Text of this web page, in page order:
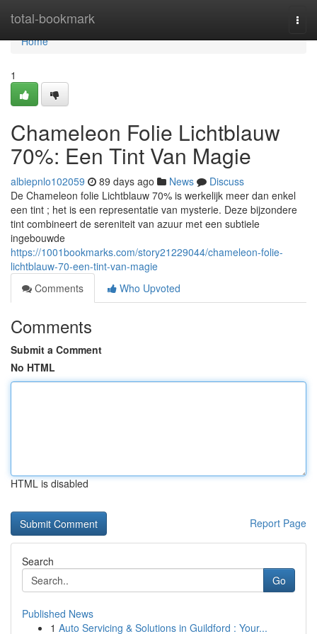
total-bookmark
Home
Home
1
Chameleon Folie Lichtblauw
70%: Een Tint Van Magie
albiepnlo102059 89 days ago News
Discuss
De Chameleon folie Lichtblauw 70% is werkelijk meer dan enkel
een tint ; het is een representatie van mysterie. Deze bijzondere
tint combineert de sereniteit van azuur met een subtiele
ingebouwde
https://1001bookmarks.com/story21229044/chameleon-folie-
lichtblauw-70-een-tint-van-magie
Comments
Who Upvoted
Comments
Submit a Comment
No HTML
HTML is disabled
Report Page
Search
Go
Published News
1 Auto Servicing & Solutions in Guildford : Your...